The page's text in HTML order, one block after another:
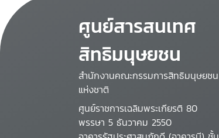
ศูนย์สารสนเทศ
สิทธิมนุษยชน
สำนักงานคณะกรรมการสิทธิมนุษยชน
แห่งชาติ
ศูนย์ราชการเฉลิมพระเกียรติ 80
พรรษา 5 ธันวาคม 2550